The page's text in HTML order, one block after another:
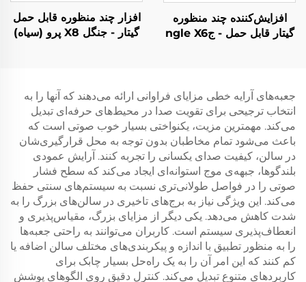
افزایش‌کننده چند منظوره
گیتار قابل حمل - جngle X6
افزار چند منظوره قابل حمل
گیتار - جنگل X8 پرو (سیاه)
جعبه‌های آرایه خطی مزایای فراوانی ارائه می‌دهند که آنها را به
انتخاب ترجیحی برای تقویت صدا در محیط‌های حرفه‌ای تبدیل
می‌کند. مهمترین مزیت، یکنواختی بسیار خوب صوتی است که
باعث می‌شود تمام مخاطبان بدون توجه به محل قرارگیری‌شان
در سالن، کیفیت صدای یکسانی را تجربه کنند. آرایش عمودی
بلندگوها، جبهه‌ی موج استوانه‌ای ایجاد می‌کند که سطح فشار
صوتی را در فواصل طولانی‌تری نسبت به سیستم‌های سنتی حفظ
می‌کند. این ویژگی نیاز به برج‌های تاخیری در سالن‌های بزرگ را به
شدت کاهش می‌دهد. یکی دیگر از مزایای بزرگ، مقیاس‌پذیری و
انعطاف‌پذیری سیستم است. کاربران می‌توانند به راحتی جعبه‌ها
را به منظور تطبیق با اندازه و پیکربندی‌های مختلف سالن اضافه یا
کم کنند که این امر آن را به یک راه‌حل بسیار چابک برای
کاربردهای متنوع تبدیل می‌کند. کنترل دقیق روی الگوهای پوشش